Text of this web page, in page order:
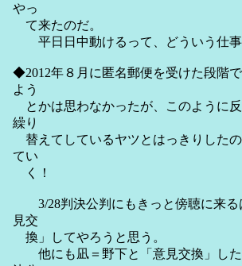
やっ
て来たのだ。
平日日中動けるって、どういう仕事
◆2012年８月に匿名郵便を受けた段階
よう
とかは思わなかったが、このように
繰り
替えてしているヤツとはっきりした
てい
く！
3/28判決公判にもきっと傍聴に来る
見交
換」してやろうと思う。
他にも凪＝野下と「意見交換」した